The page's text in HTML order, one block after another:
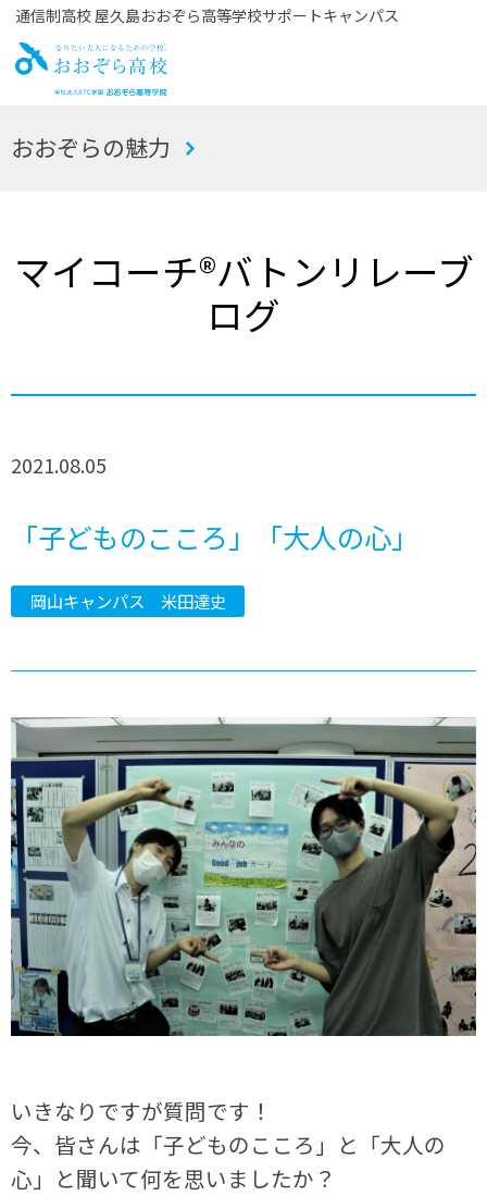
通信制高校 屋久島おおぞら高等学校サポートキャンパス
お
おおぞらの魅力
マイコーチ®バトンリレーブ
ログ
2021.08.05
「子どものこころ」「大人の心」
岡山キャンパス 米田達史
いきなりですが質問です！
今、皆さんは「子どものこころ」と「大人の
心」と聞いて何を思いましたか？